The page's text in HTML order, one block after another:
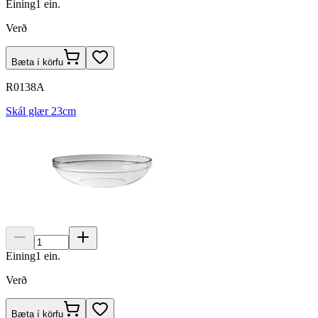
Eining1 ein.
Verð
Bæta í körfu
R0138A
Skál glær 23cm
Eining1 ein.
Verð
Bæta í körfu